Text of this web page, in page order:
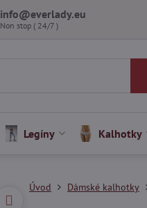
info​@everlady​.eu
Non stop ( 24/7 )
Legíny Kalhotky
Úvod Dámské kalhotky